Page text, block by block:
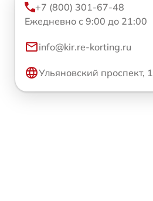
+7 (800) 301-67-48
Ежедневно с 9:00 до 21:00
info@kir.re-korting.ru
Ульяновский проспект, 1